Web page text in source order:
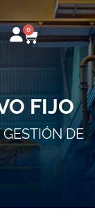
0
Carrito
FIJO
DE